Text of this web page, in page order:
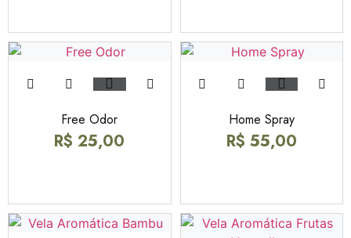
Free Odor
R$ 25,00
Home Spray
R$ 55,00